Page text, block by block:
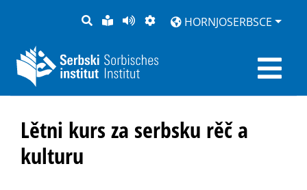
PYTANJE
LOCHKA
RĚČ
STRONU
PŘEDČITAĆ
ZWOBRAZNJENJE
HORNJOSERBSCE
Lětni kurs za serbsku rěč a
kulturu